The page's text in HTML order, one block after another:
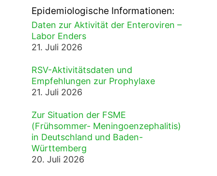
Epidemiologische Informationen:
Daten zur Aktivität der Enteroviren –
Labor Enders
21. Juli 2026
RSV-Aktivitätsdaten und
Empfehlungen zur Prophylaxe
21. Juli 2026
Zur Situation der FSME
(Frühsommer- Meningoenzephalitis)
in Deutschland und Baden-
Württemberg
20. Juli 2026